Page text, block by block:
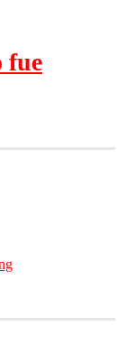
fue